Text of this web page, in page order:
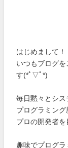
はじめまして！
いつもブログ
す(*ﾟ▽ﾟ*)
毎日黙々とシス
プログラミング
プロの開発者
趣味でプログラ